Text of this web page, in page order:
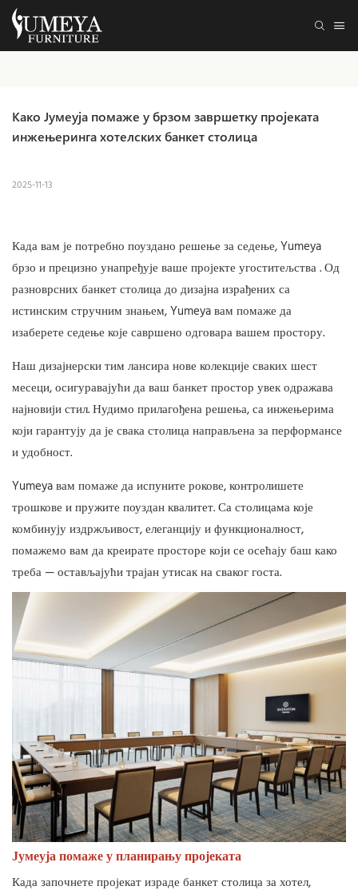
Како Јумеуја помаже у брзом завршетку пројеката
инжењеринга хотелских банкет столица
2025-11-13
Када вам је потребно поуздано решење за седење, Yumeya
брзо и прецизно унапређује ваше пројекте угоститељства. Од
разноврсних банкет столица до дизајна израђених са
истинским стручним знањем, Yumeya вам помаже да
изаберете седење које савршено одговара вашем простору.
Наш дизајнерски тим лансира нове колекције сваких шест
месеци, осигуравајући да ваш банкет простор увек одражава
најновији стил. Нудимо прилагођена решења, са инжењерима
који гарантују да је свака столица направљена за перформансе
и удобност.
Yumeya вам помаже да испуните рокове, контролишете
трошкове и пружите поуздан квалитет. Са столицама које
комбинују издржљивост, елеганцију и функционалност,
помажемо вам да креирате просторе који се осећају баш како
треба — остављајући трајан утисак на сваког госта.
Јумеуја помаже у планирању пројеката
Када започнете пројекат израде банкет столица за хотел,